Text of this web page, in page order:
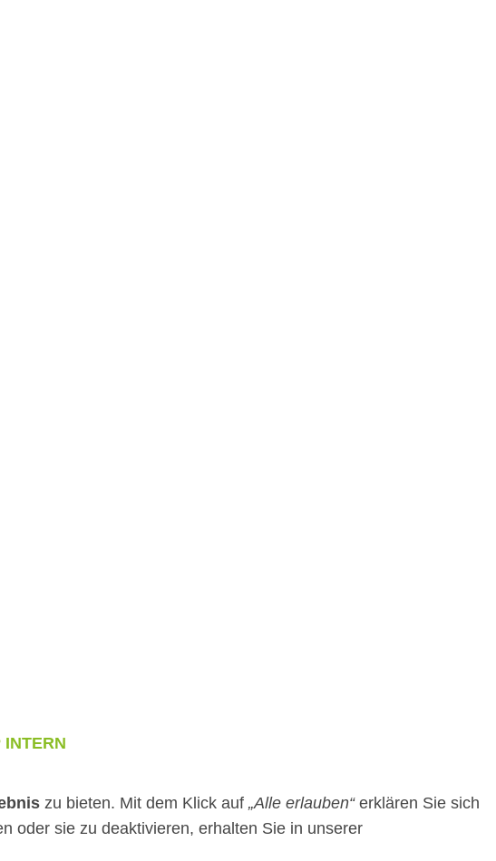
INTERN
zu bieten. Mit dem Klick auf „Alle erlauben“erklären Sie sich
oder sie zu deaktivieren, erhalten Sie in unserer